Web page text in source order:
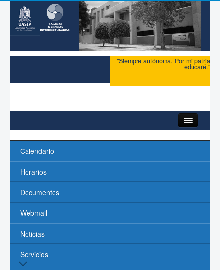
"Siempre autónoma. Por mi patria
educaré."
Acerca del PCI
Maestría
Doctorado
Profesores
Líneas de Investigación
Contacto
Calendario
Horarios
Documentos
Webmail
Noticias
Servicios